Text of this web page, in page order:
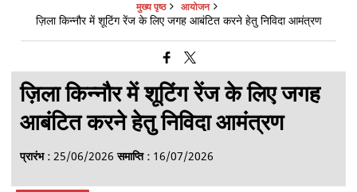
मुख्य पृष्ठ आयोजन
ज़िला किन्नौर में शूटिंग रेंज के लिए जगह आबंटित करने हेतु निविदा आमंत्रण
ज़िला किन्नौर में शूटिंग रेंज के लिए जगह
आबंटित करने हेतु निविदा आमंत्रण
प्रारंभ :25/06/2026समाप्ति : 16/07/2026